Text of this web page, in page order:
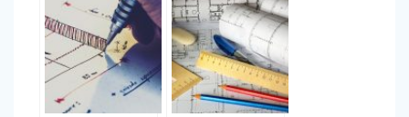
rêves
l’appartement
de vos rêves